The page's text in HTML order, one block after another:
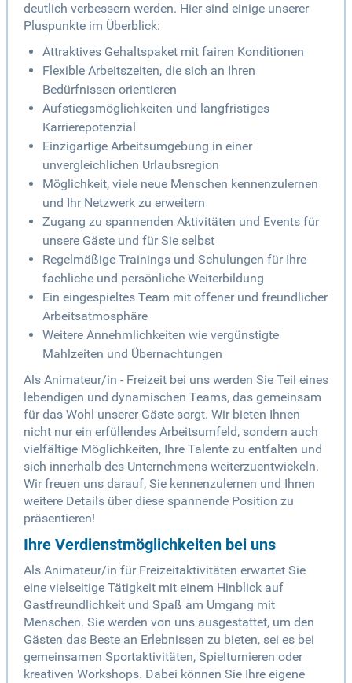
deutlich verbessern werden. Hier sind einige unserer
Pluspunkte im Überblick:
Attraktives Gehaltspaket mit fairen Konditionen
Flexible Arbeitszeiten, die sich an Ihren
Bedürfnissen orientieren
Aufstiegsmöglichkeiten und langfristiges
Karrierepotenzial
Einzigartige Arbeitsumgebung in einer
unvergleichlichen Urlaubsregion
Möglichkeit, viele neue Menschen kennenzulernen
und Ihr Netzwerk zu erweitern
Zugang zu spannenden Aktivitäten und Events für
unsere Gäste und für Sie selbst
Regelmäßige Trainings und Schulungen für Ihre
fachliche und persönliche Weiterbildung
Ein eingespieltes Team mit offener und freundlicher
Arbeitsatmosphäre
Weitere Annehmlichkeiten wie vergünstigte
Mahlzeiten und Übernachtungen
Als Animateur/in - Freizeit bei uns werden Sie Teil eines
lebendigen und dynamischen Teams, das gemeinsam
für das Wohl unserer Gäste sorgt. Wir bieten Ihnen
nicht nur ein erfüllendes Arbeitsumfeld, sondern auch
vielfältige Möglichkeiten, Ihre Talente zu entfalten und
sich innerhalb des Unternehmens weiterzuentwickeln.
Wir freuen uns darauf, Sie kennenzulernen und Ihnen
weitere Details über diese spannende Position zu
präsentieren!
Ihre Verdienstmöglichkeiten bei uns
Als Animateur/in für Freizeitaktivitäten erwartet Sie
eine vielseitige Tätigkeit mit einem Hinblick auf
Gastfreundlichkeit und Spaß am Umgang mit
Menschen. Sie werden von uns ausgestattet, um den
Gästen das Beste an Erlebnissen zu bieten, sei es bei
gemeinsamen Sportaktivitäten, Spielturnieren oder
kreativen Workshops. Dabei können Sie Ihre eigene